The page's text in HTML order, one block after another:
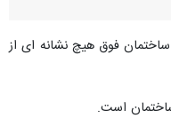
فوق هیچ نشانه ای از
است.